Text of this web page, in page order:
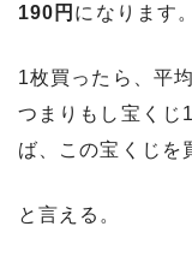
190円 になります。
1枚買ったら、平
つまりもし宝くじ
ば、この宝くじを
と言える。